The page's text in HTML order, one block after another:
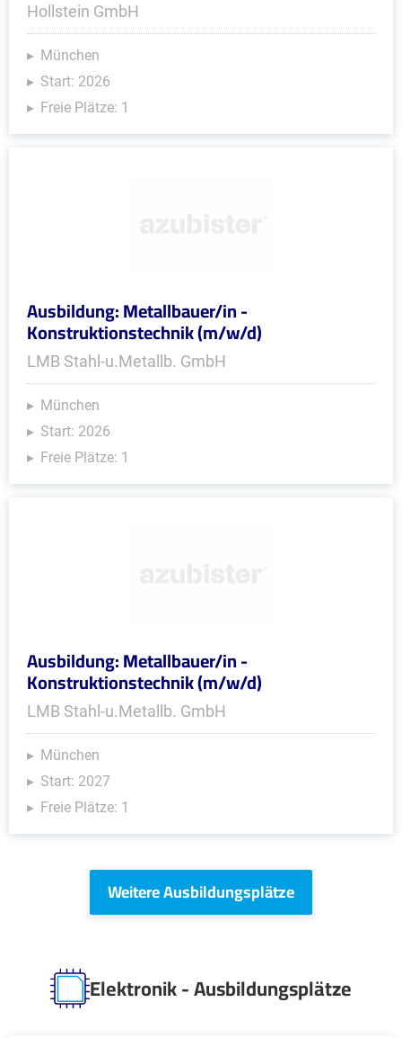
Hollstein GmbH
München
Start: 2026
Freie Plätze: 1
Ausbildung: Metallbauer/in -
Konstruktionstechnik (m/w/d)
LMB Stahl-u.Metallb. GmbH
München
Start: 2026
Freie Plätze: 1
Ausbildung: Metallbauer/in -
Konstruktionstechnik (m/w/d)
LMB Stahl-u.Metallb. GmbH
München
Start: 2027
Freie Plätze: 1
Weitere Ausbildungsplätze
Elektronik - Ausbildungsplätze